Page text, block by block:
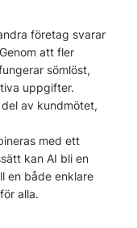
företag svarar
att fler
sömlöst,
uppgifter.
av kundmötet,
med ett
kan AI bli en
en både enklare
alla.